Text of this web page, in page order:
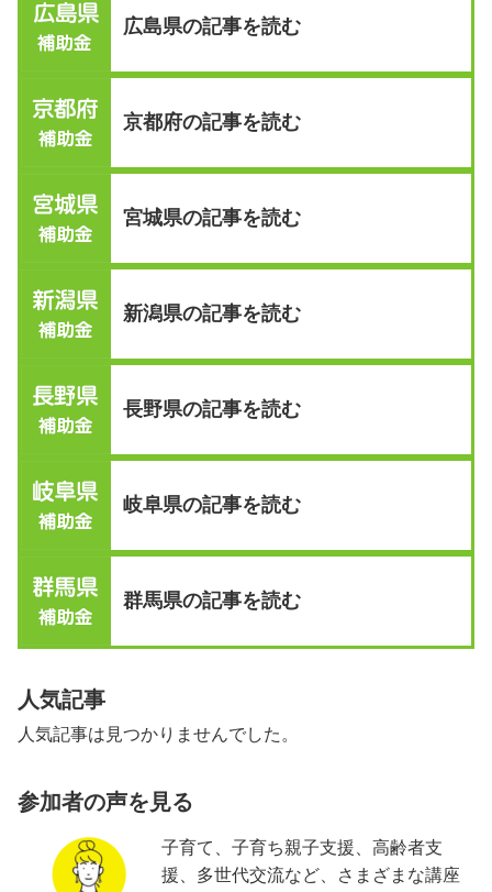
広島県の記事を読む
京都府の記事を読む
宮城県の記事を読む
新潟県の記事を読む
長野県の記事を読む
岐阜県の記事を読む
群馬県の記事を読む
人気記事
人気記事は見つかりませんでした。
参加者の声を見る
子育て、子育ち親子支援、高齢者支
援、多世代交流など、さまざまな講座